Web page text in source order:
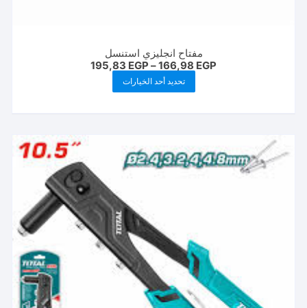
مفتاح انجليزي استنسل
166,98 EGP
–
195,83 EGP نطاق
تحديد أحد الخيارات
العديد
المختلفة
المنتج.
يمكن
اختيار
الخيارات
على
صفحة